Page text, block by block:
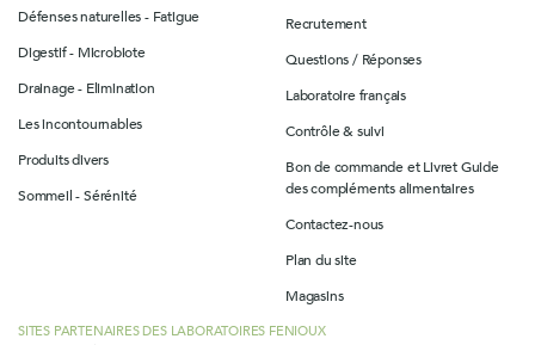
Défenses naturelles - Fatigue
Digestif - Microbiote
Drainage - Elimination
Les incontournables
Produits divers
Sommeil - Sérénité
Recrutement
Questions / Réponses
Laboratoire français
Contrôle & suivi
Bon de commande et Livret Guide
des compléments alimentaires
Contactez-nous
Plan du site
Magasins
SITES PARTENAIRES DES LABORATOIRES FENIOUX